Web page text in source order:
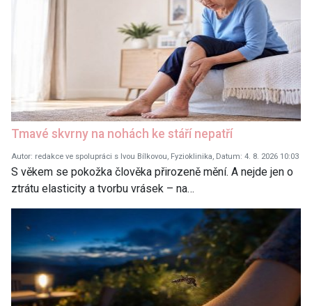
Tmavé skvrny na nohách ke stáří nepatří
Autor: redakce ve spolupráci s Ivou Bílkovou, Fyzioklinika, Datum: 4. 8. 2026 10:03
S věkem se pokožka člověka přirozeně mění. A nejde jen o
ztrátu elasticity a tvorbu vrásek – na…